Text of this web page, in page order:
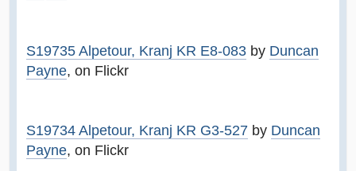
S19735 Alpetour, Kranj KR E8-083 by Duncan
Payne, on Flickr
S19734 Alpetour, Kranj KR G3-527 by Duncan
Payne, on Flickr